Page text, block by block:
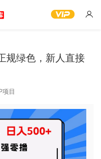
规绿色，新人直接
项目